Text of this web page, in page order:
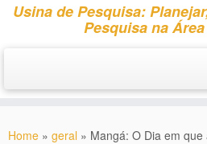
Usina de Pesquisa:
Pesquisa na
Home » geral » Mangá: O Dia em